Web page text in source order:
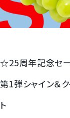
すいか
☆25周年記念セ
第1弾シャイン＆
ト